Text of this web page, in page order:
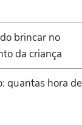
brincar no
da criança
quantas hora